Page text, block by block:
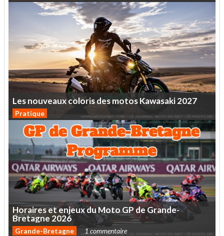
LesnouveauxcolorisdesmotosKawasaki2027
Pratique
HorairesetenjeuxduMotoGPdeGrande-
Bretagne 2026
Grande-Bretagne 1 commentaire